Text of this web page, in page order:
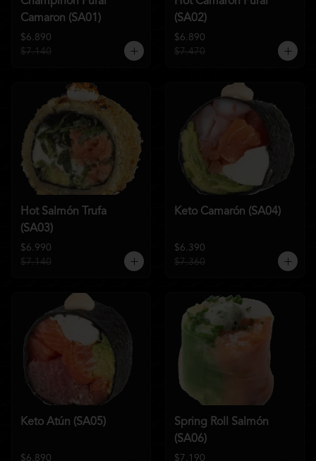
Camaron (SA01)
$6.890
$7.140
(SA02)
$6.890
$7.470
Hot Salmón Trufa
(SA03)
$6.990
$7.140
Keto Camarón (SA04)
$6.390
$7.360
Keto Atún (SA05)
$6.890
Spring Roll Salmón
(SA06)
$7.190